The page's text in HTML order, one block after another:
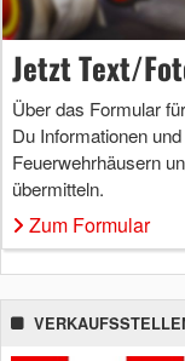
Jetzt Text/
Über das Formular
Du Informationen
Feuerwehrhäusern
übermitteln.
Zum Formular